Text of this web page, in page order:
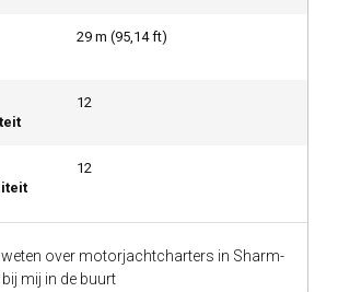
over motorjachtcharters in Sharm-
bij mij in de buurt
29 m (95,14ft)
12
12